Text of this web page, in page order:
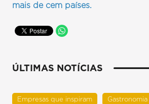
mais de cem países.
ÚLTIMAS NOTÍCIAS
Empresas que inspiram Gastronomia